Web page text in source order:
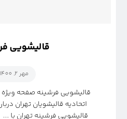
قالیشویی
مهر ۲, ۱۴۰۰
قالیشویی فرشینه صفحه
اتحادیه قالیشویان تهران
قالیشویی فرشینه تهران با ...